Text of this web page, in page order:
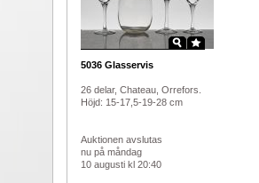
5036 Glasservis
26 delar, Chateau, Orrefors.
Höjd: 15-17,5-19-28 cm
Auktionen avslutas
nu på måndag
10 augusti kl 20:40